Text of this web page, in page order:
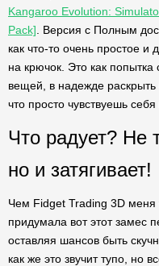
Kangaroo Evolution:
Pack] . Версия с Полным
как что-то очень простое и
на крючок. Это как попытка
вещей, в надежде
что просто чувствуешь
Что радует? Не
но и затягивает!
Чем Fidget Trading 3D меня
придумала вот этот замес
оставляя шансов быть
как же это звучит тупо, но